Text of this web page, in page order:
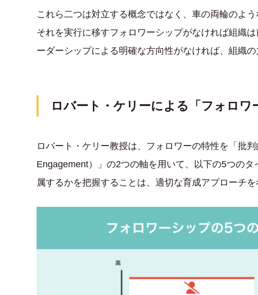
これら二つは対立する概念ではなく、車の両輪のよ
それを実行に移すフォロワーシップがなければ組織
ーダーシップによる明確な方向性がなければ、組織の
ロバート・ケリーによる「フォロワ
ロバート・ケリー教授は、フォロワーの特性を「批
Engagement）」の2つの軸を用いて、以下の5つの
属するかを把握することは、適切な育成アプローチを